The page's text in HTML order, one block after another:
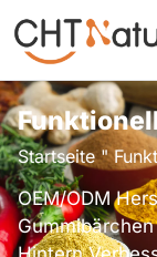
Startseite"
OEM/ODM